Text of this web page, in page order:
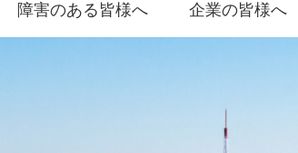
障害のある皆様へ 企業の皆様へ